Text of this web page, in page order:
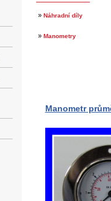
» Náhradní díly
» Manometry
Manometr